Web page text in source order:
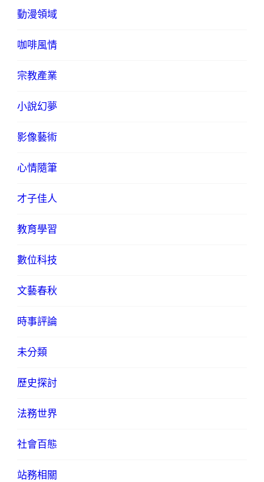
動漫領域
咖啡風情
宗教產業
小說幻夢
影像藝術
心情隨筆
才子佳人
教育學習
數位科技
文藝春秋
時事評論
未分類
歷史探討
法務世界
社會百態
站務相關